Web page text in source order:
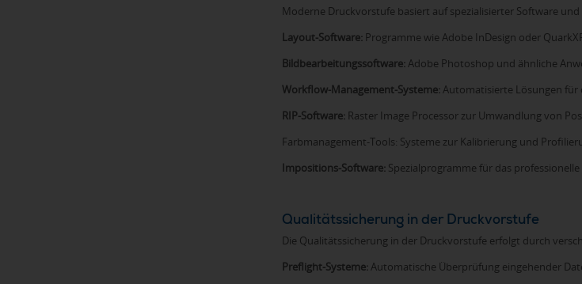
Moderne Druckvorstufe basiert auf spezialisierter Software und
Layout-Software: Programme wie Adobe InDesign oder
Bildbearbeitungssoftware:Adobe Photoshop und ähnliche
Workflow-Management-Systeme:Automatisierte Lösungen für
RIP-Software: Raster Image Processor zur Umwandlung von
Farbmanagement-Tools: Systeme zur Kalibrierung und
Impositions-Software: Spezialprogramme für das
Qualitätssicherung in der Druckvorstufe
Die Qualitätssicherung in der Druckvorstufe erfolgt durch
Preflight-Systeme:Automatische Überprüfung eingehender